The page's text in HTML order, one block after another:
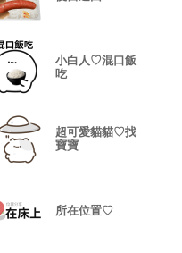
小白人♡混口飯
吃
超可愛貓貓♡找
寶寶
所在位置♡